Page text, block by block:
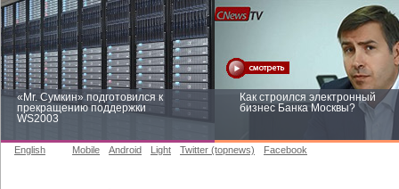
«Mr. Сумкин» подготовился к
прекращению поддержки
WS2003
Как строился электронный
бизнес Банка Москвы?
English Mobile Android Light Twitter (topnews) Facebook